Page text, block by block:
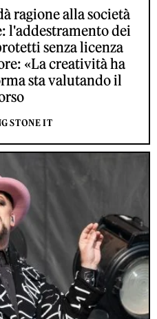
ragione alla società
l'addestramento dei
senza licenza
«La creatività ha
sta valutando il
STONE IT